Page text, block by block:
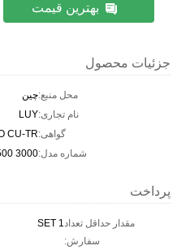
بهترین قیمت
جزئیات محصول
محل منبع:چین
نام تجاری:LUY
گواهی:CU-TR
شماره مدل:3000
پرداخت
مقدار حداقل تعداد
سفارش:
1 SET